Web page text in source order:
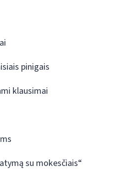
pinigais
klausimai
su mokesčiais“